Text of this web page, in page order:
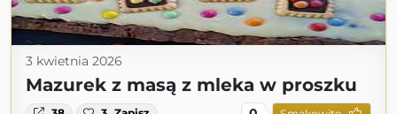
3 kwietnia 2026
Mazurek z masą z mleka w proszku